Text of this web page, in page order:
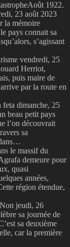
Août 1922.
23 août 2023
la mémoire
pays connait sa
s’agissant
vendredi, 25
Herriot,
puis maire de
par la route en
feta dimanche, 25
beau petit pays
l’on découvrait
sa
le massif du
demeure pour
quasi
années,
région étendue,
jeudi, 26
sa journée de
sa deuxième
car la première